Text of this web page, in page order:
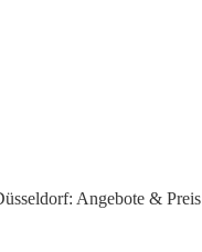
Angebote & Preis